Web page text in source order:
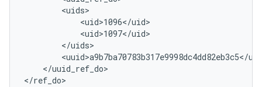
        <uids>
            <uid>1096</uid>
            <uid>1097</uid>
        </uids>
<uuid>a9b7ba70783b317e9998dc4dd82eb3c5</
    </uuid_ref_do>
</ref_do>